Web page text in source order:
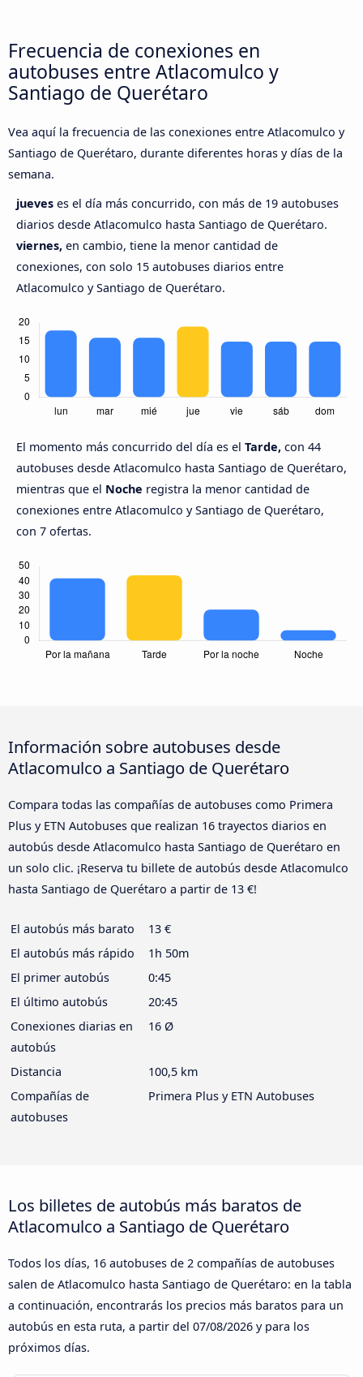
Frecuencia de conexiones en
autobuses entre Atlacomulco y
Santiago de Querétaro
Vea aquí la frecuencia de las conexiones entre Atlacomulco y
Santiago de Querétaro, durante diferentes horas y días de la
semana.
jueves es el día más concurrido, con más de 19 autobuses
diarios desde Atlacomulco hasta Santiago de Querétaro.
viernes, en cambio, tiene la menor cantidad de
conexiones, con solo 15 autobuses diarios entre
Atlacomulco y Santiago de Querétaro.
El momento más concurrido del día es el Tarde, con 44
autobuses desde Atlacomulco hasta Santiago de Querétaro,
mientras que el Noche registra la menor cantidad de
conexiones entre Atlacomulco y Santiago de Querétaro,
con 7 ofertas.
Información sobre autobuses desde
Atlacomulco a Santiago de Querétaro
Compara todas las compañías de autobuses como Primera
Plus y ETN Autobuses que realizan 16 trayectos diarios en
autobús desde Atlacomulco hasta Santiago de Querétaro en
un solo clic. ¡Reserva tu billete de autobús desde Atlacomulco
hasta Santiago de Querétaro a partir de 13 €!
El autobús más barato
13 €
El autobús más rápido
1h 50m
El primer autobús
0:45
El último autobús
20:45
Conexiones diarias en
autobús
16 Ø
Distancia
100,5 km
Compañías de
autobuses
Primera Plus y ETN Autobuses
Los billetes de autobús más baratos de
Atlacomulco a Santiago de Querétaro
Todos los días, 16 autobuses de 2 compañías de autobuses
salen de Atlacomulco hasta Santiago de Querétaro: en la tabla
a continuación, encontrarás los precios más baratos para un
autobús en esta ruta, a partir del 07/08/2026 y para los
próximos días.